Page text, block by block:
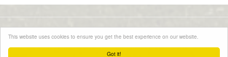
Got it!
This website uses cookies to ensure you get the best experience on our website.
Online dal 2015
Informazioni legali-Protezione dei dati-Contatto-Concessione di licenze